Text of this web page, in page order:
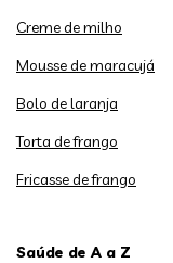
Creme de milho
Mousse de maracujá
Bolo de laranja
Torta de frango
Fricasse de frango
Saúde de A a Z